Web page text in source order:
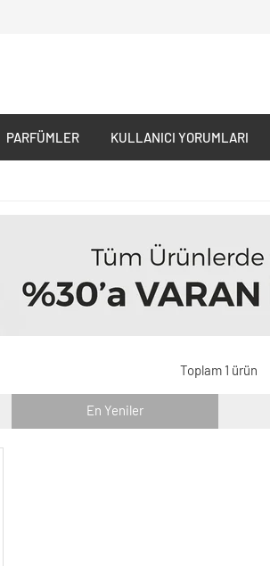
PARFÜMLER KULLANICI YORUMLARI
Toplam 1 ürün
En Yeniler